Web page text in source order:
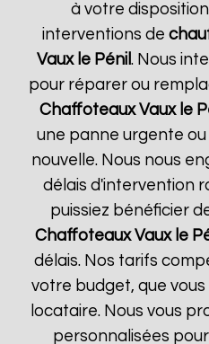
à votre
interventions de
Vaux le Pénil. Nous
pour réparer ou
Chaffoteaux Vaux le
une panne urgente
nouvelle. Nous nous
délais d'intervention
puissiez bénéficier
Chaffoteaux Vaux le
délais. Nos tarifs
votre budget, que
locataire. Nous vous
personnalisées